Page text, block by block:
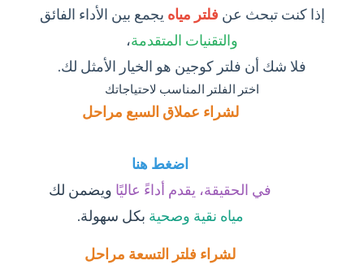
إذا كنت تبحث عنفلتر مياهيجمع بين الأداء الفائق
والتقنيات المتقدمة،
فلا شك أن فلتر كوجين هو الخيار الأمثل لك.
اختر الفلتر المناسب لاحتياجاتك
لشراء عملاق السبع مراحل
اضغط هنا
في الحقيقة، يقدم أداءً عاليًاويضمن لك
مياه نقية وصحيةبكل سهولة.
لشراء فلتر التسعة مراحل